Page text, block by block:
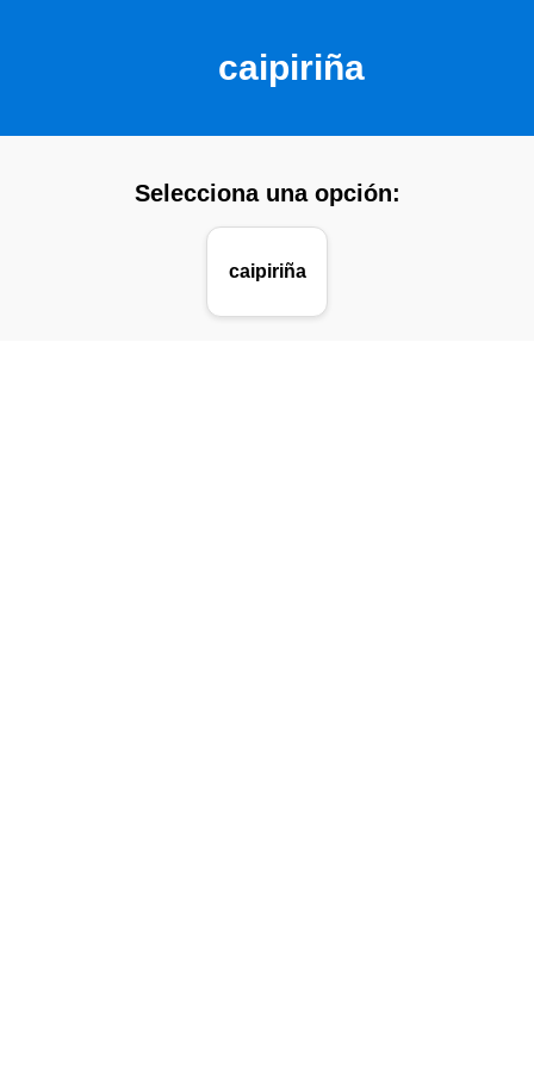
caipiriña
Selecciona una opción:
caipiriña